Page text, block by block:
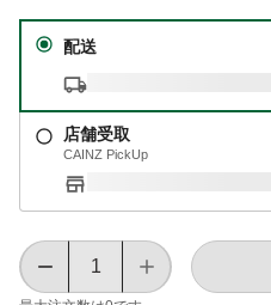
配送
店舗受取
CAINZ PickUp